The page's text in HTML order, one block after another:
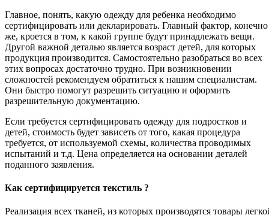
Главное, понять, какую одежду для ребенка необходимо
сертифицировать или декларировать. Главный фактор, конечно
же, кроется в том, к какой группе будут принадлежать вещи.
Другой важной деталью является возраст детей, для которых
продукция производится. Самостоятельно разобраться во всех
этих вопросах достаточно трудно. При возникновении
сложностей рекомендуем обратиться к нашим специалистам.
Они быстро помогут разрешить ситуацию и оформить
разрешительную документацию.
Если требуется сертифицировать одежду для подростков и
детей, стоимость будет зависеть от того, какая процедура
требуется, от используемой схемы, количества проводимых
испытаний и т.д. Цена определяется на основании деталей
поданного заявления.
Как сертифицируется текстиль ?
Реализация всех тканей, из которых производятся товары